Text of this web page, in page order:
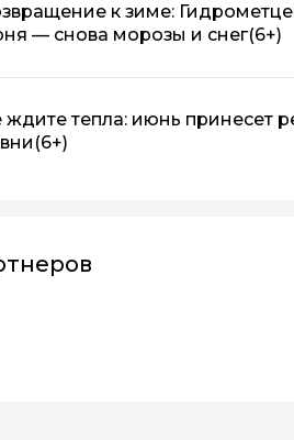
к зиме:
— снова морозы и снег(6+)
ждите тепла: июнь принесет
(6+)